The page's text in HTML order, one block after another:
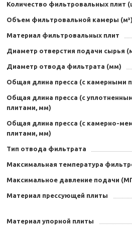
Количество фильтровальных плит
Объем фильтровальной камеры (м³)
Материал фильтровальных плит
Диаметр отверстия подачи сырья
Диаметр отвода фильтрата (мм)
Общая длина пресса (с камерными
Общая длина пресса (с
плитами, мм)
Общая длина пресса (с камерно-
плитами, мм)
Тип отвода фильтрата
Максимальная температура
Максимальное давление подачи
Материал прессующей плиты
Материал упорной плиты